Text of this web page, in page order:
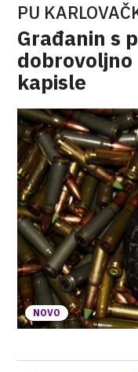
PU
Građanin s
kapisle
NOVO